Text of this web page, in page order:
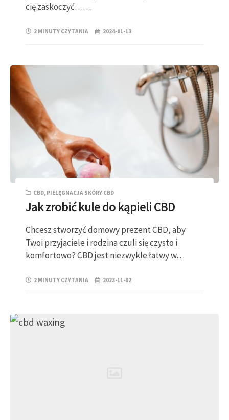
cię zaskoczyć……
2 MINUTY CZYTANIA 2024-01-13
CBD, PIELĘGNACJA SKÓRY CBD
Jak zrobić kule do kąpieli CBD
Chcesz stworzyć domowy prezent CBD, aby
Twoi przyjaciele i rodzina czuli się czysto i
komfortowo? CBD jest niezwykle łatwy w…
2 MINUTY CZYTANIA 2023-11-02